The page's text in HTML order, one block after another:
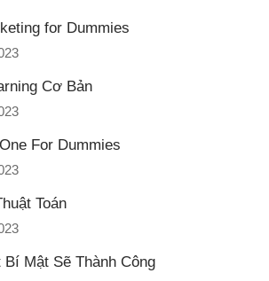
for Dummies
Cơ Bản
For Dummies
Toán
Bí Mật Sẽ Thành Công